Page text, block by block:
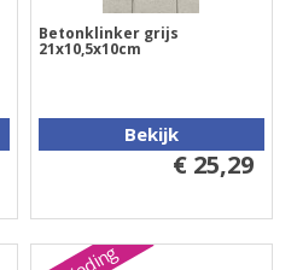
Betonklinker grijs
21x10,5x10cm
Bekijk
€ 25,29